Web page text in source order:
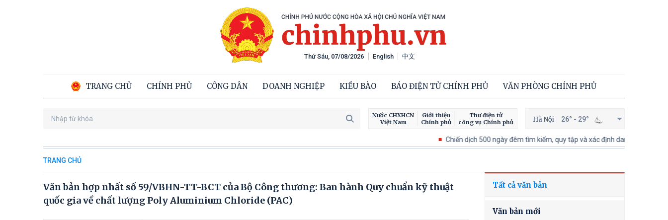
English 中文
TRANG CHỦ CHÍNH PHỦ CÔNG DÂN DOANH NGHIỆP KIỀU BÀO BÁO ĐIỆN TỬ CHÍNH PHỦ VĂN PHÒNG CHÍNH PHỦ
Thứ Sáu, 07/08/2026
Nước CHXHCN
Việt Nam
Giới thiệu
Chính phủ
Thư điện tử
công vụ Chính phủ
Hà Nội 26° - 29°
Chiến dịch 500 ngày đêm tìm kiếm, quy tập và xác định danh tính hài cốt liệt sĩ
TRANG CHỦ
Văn bản hợp nhất số 59/VBHN-TT-BCT của Bộ Công thương: Ban hành Quy chuẩn kỹ thuật
quốc gia về chất lượng Poly Aluminium Chloride (PAC)
Tất cả văn bản
Văn bản mới